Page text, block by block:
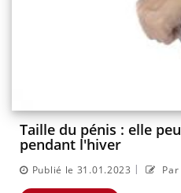
Taille du pénis : elle
pendant l'hiver
Publié le 31.01.2023 |